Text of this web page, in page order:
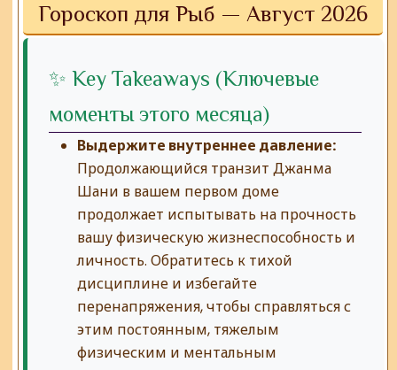
Гороскоп для Рыб — Август 2026
✨ Key Takeaways (Ключевые
моменты этого месяца)
Выдержите внутреннее давление:
Продолжающийся транзит Джанма
Шани в вашем первом доме
продолжает испытывать на прочность
вашу физическую жизнеспособность и
личность. Обратитесь к тихой
дисциплине и избегайте
перенапряжения, чтобы справляться с
этим постоянным, тяжелым
физическим и ментальным